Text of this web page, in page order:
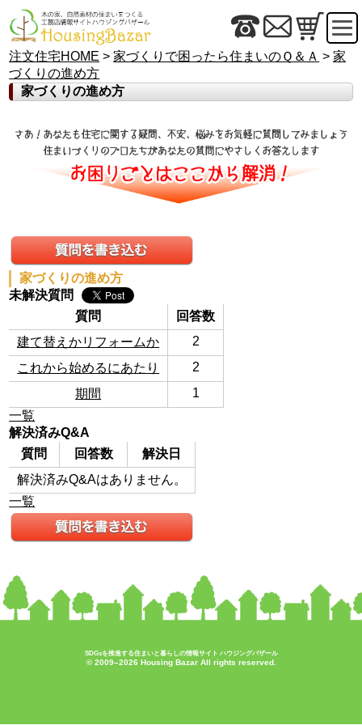
注文住宅HOME >家づくりで困ったら住まいのＱ＆Ａ >家
づくりの進め方
家づくりの進め方
家づくりの進め方
未解決質問
質問
回答数
建て替えかリフォームか
2
これから始めるにあたり
2
期間
1
一覧
解決済みQ&A
質問
回答数
解決日
解決済みQ&Aはありません。
一覧
SDGsを推進する住まいと暮らしの情報サイト ハウジングバザール
© 2009–2026 Housing Bazar All rights reserved.